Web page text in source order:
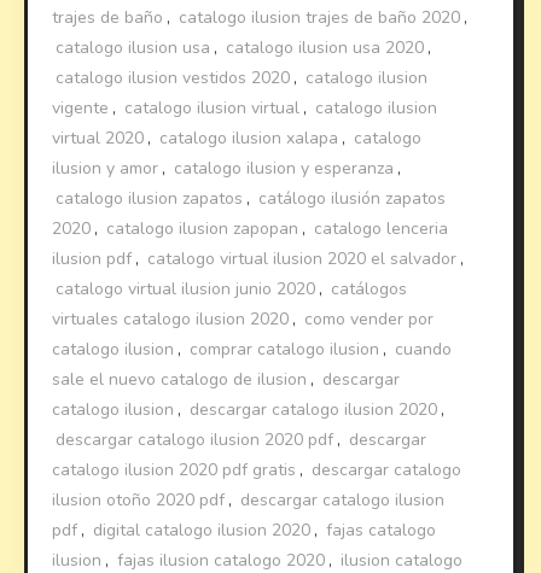
trajes de baño , catalogo ilusion trajes de baño 2020 ,
catalogo ilusion usa , catalogo ilusion usa 2020 ,
catalogo ilusion vestidos 2020 , catalogo ilusion
vigente , catalogo ilusion virtual , catalogo ilusion
virtual 2020 , catalogo ilusion xalapa , catalogo
ilusion y amor , catalogo ilusion y esperanza ,
catalogo ilusion zapatos , catálogo ilusión zapatos
2020 , catalogo ilusion zapopan , catalogo lenceria
ilusion pdf , catalogo virtual ilusion 2020 el salvador ,
catalogo virtual ilusion junio 2020 , catálogos
virtuales catalogo ilusion 2020 , como vender por
catalogo ilusion , comprar catalogo ilusion , cuando
sale el nuevo catalogo de ilusion , descargar
catalogo ilusion , descargar catalogo ilusion 2020 ,
descargar catalogo ilusion 2020 pdf , descargar
catalogo ilusion 2020 pdf gratis , descargar catalogo
ilusion otoño 2020 pdf , descargar catalogo ilusion
pdf , digital catalogo ilusion 2020 , fajas catalogo
ilusion , fajas ilusion catalogo 2020 , ilusion catalogo